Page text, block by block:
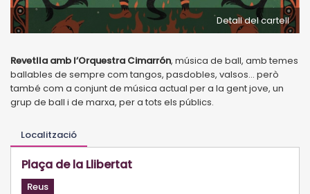
Detall del cartell
Revetlla amb l’Orquestra Cimarrón, música de ball, amb temes
ballables de sempre com tangos, pasdobles, valsos... però
també com a conjunt de música actual per a la gent jove, un
grup de ball i de marxa, per a tots els públics.
Localització
Plaça de la Llibertat
Reus